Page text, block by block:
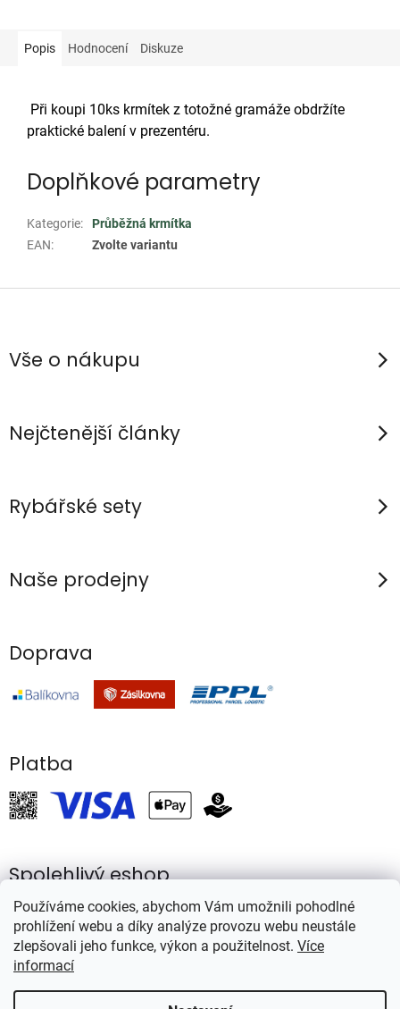
Používáme cookies, abychom Vám umožnili pohodlné
prohlížení webu a díky analýze provozu webu neustále
zlepšovali jeho funkce, výkon a použitelnost. Více
informací
Popis Hodnocení Diskuze
Při koupi 10ks krmítek z totožné gramáže obdržíte
praktické balení v prezentéru.
Doplňkové parametry
Kategorie:
Průběžná krmítka
EAN: Zvolte variantu
Z
pVše o nákupu
Nejčtenější články
Rybářské sety
Naše prodejny
Doprava
Platba
Spolehlivý eshop
Vytvořil Shoptet